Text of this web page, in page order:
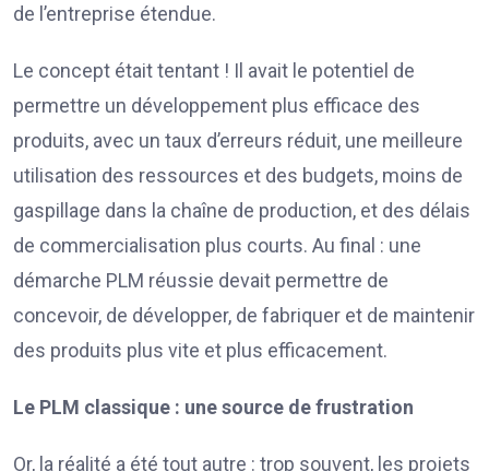
de l’entreprise étendue.
Le concept était tentant ! Il avait le potentiel de
permettre un développement plus efficace des
produits, avec un taux d’erreurs réduit, une meilleure
utilisation des ressources et des budgets, moins de
gaspillage dans la chaîne de production, et des délais
de commercialisation plus courts. Au final : une
démarche PLM réussie devait permettre de
concevoir, de développer, de fabriquer et de maintenir
des produits plus vite et plus efficacement.
Le PLM classique : une source de frustration
Or, la réalité a été tout autre : trop souvent, les projets